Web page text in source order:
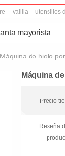
vajilla utensilios
mayorista
Máquina de hielo
Máquina
Precio
Reseña